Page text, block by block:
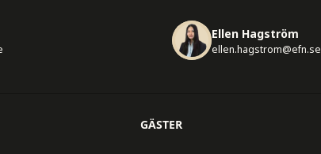
Ellen Hagström
ellen.hagstrom@efn.se
GÄSTER